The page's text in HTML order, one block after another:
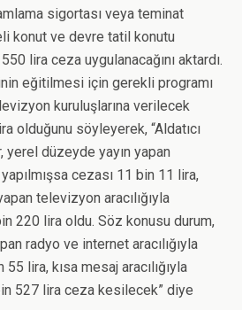
sigortası veya teminat
konut ve devre tatil konutu
lira ceza uygulanacağını aktardı.
eğitilmesi için gerekli programı
kuruluşlarına verilecek
olduğunu söyleyerek, “Aldatıcı
yerel düzeyde yayın yapan
cezası 11 bin 11 lira,
televizyon aracılığıyla
220 lira oldu. Söz konusu durum,
radyo ve internet aracılığıyla
lira, kısa mesaj aracılığıyla
527 lira ceza kesilecek” diye